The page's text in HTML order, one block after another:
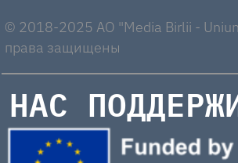
© 2018-2025 AO "Media Birlii -
права защищены
НАС